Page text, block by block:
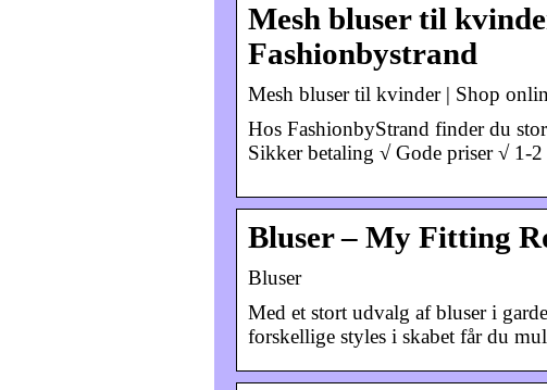
Mesh bluser til
Fashionbystrand
Mesh bluser til kvinder | Shop
Hos FashionbyStrand finder du
Sikker betaling √ Gode priser √ 1-2
Bluser – My Fitting
Bluser
Med et stort udvalg af bluser i
forskellige styles i skabet får du